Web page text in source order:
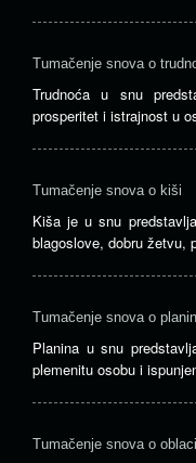
Tumačenje snova o
Trudnoća u snu
prosperitet i istrajnost u
Tumačenje snova o kiši
Kiša je u snu
blagoslove, dobru žetvu,
Tumačenje snova o
Planina u snu
plemenitu osobu i
Tumačenje snova o